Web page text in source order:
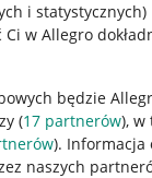
i statystycznych)
w Allegro
będzie
(17 partnerów), w
). Informacja
naszych
Regulamin
Polityka